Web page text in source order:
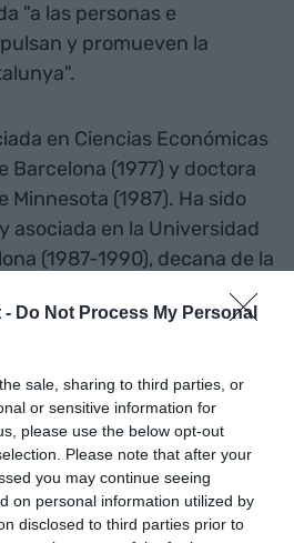
- Do Not Process My Personal
sale, sharing to third parties, or
or sensitive information for
please use the below opt-out
Please note that after your
you may continue seeing
on personal information utilized by
disclosed to third parties prior to
"a las personas e
y promueven la
en Ciencias Económicas
Barcelona (1977) y doctora
Minnesota (1987). Ha sido
asociada en la Universidad
(1987-1990), decana de la
Económicas y Empresariales
de Política Científica
de la Universidad Pompeu
comenzó a ejercer en
directora de la Barcelona
(BGSE), asociada a